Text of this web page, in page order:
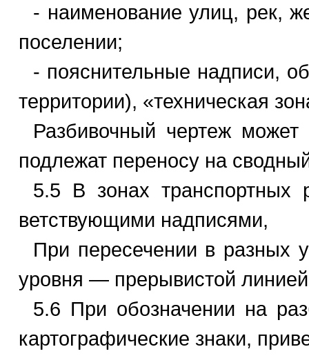
- наименование улиц, рек,
поселении;
- пояснительные надписи,
территории), «техническая
Разбивочный чертеж
подлежат переносу на
5.5 В зонах транспортных
ветствующими надписями,
При пересечении в разных
уровня — прерывистой
5.6 При обозначении на
картографические знаки,